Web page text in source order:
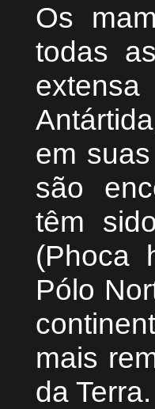
Os
todas
em
são
têm
(Phoca
Pólo
mais
da Terra.